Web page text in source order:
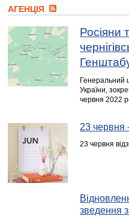
АГЕНЦIЯ
Росіяни
Генеральний
України,
червня 2022
23 червня -
23 червня
зведення